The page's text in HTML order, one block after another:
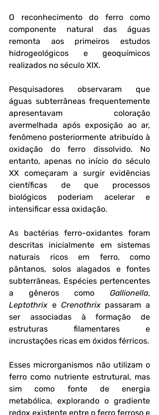
O reconhecimento do ferro como
componente natural das águas
remonta aos primeiros estudos
hidrogeológicos e geoquímicos
realizados no século XIX.
Pesquisadores observaram que
águas subterrâneas frequentemente
apresentavam coloração
avermelhada após exposição ao ar,
fenômeno posteriormente atribuído à
oxidação do ferro dissolvido. No
entanto, apenas no início do século
XX começaram a surgir evidências
científicas de que processos
biológicos poderiam acelerar e
intensificar essa oxidação.
As bactérias ferro-oxidantes foram
descritas inicialmente em sistemas
naturais ricos em ferro, como
pântanos, solos alagados e fontes
subterrâneas. Espécies pertencentes
a gêneros como Gallionella
Leptothrix e Crenothrix passaram a
ser associadas à formação de
estruturas filamentares e
Esses microrganismos não utilizam o
ferro como nutriente estrutural, mas
sim como fonte de energia
metabólica, explorando o gradiente
redox existente entre o ferro ferroso e